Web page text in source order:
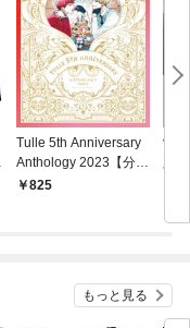
Tulle 5th Anniversary
Anthology 2023【分冊
版1】
825
制
もっと見る